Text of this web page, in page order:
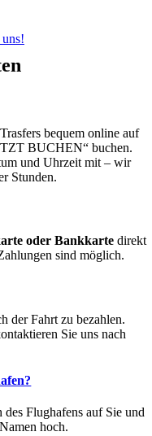
bequem online auf
BUCHEN“ buchen.
und Uhrzeit mit – wir
Stunden.
oder Bankkarte direkt
sind möglich.
der Fahrt zu bezahlen.
Sie uns nach
Flughafens auf Sie und
hoch.